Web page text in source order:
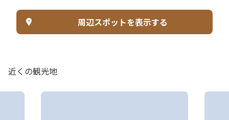
周辺スポットを表示する
近くの観光地